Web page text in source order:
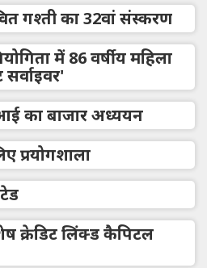
गश्ती का 32वां संस्करण
में 86 वर्षीय महिला
का बाजार अध्ययन
प्रयोगशाला
क्रेडिट लिंक्ड कैपिटल